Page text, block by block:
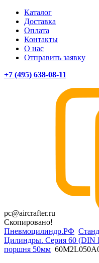
Каталог
Доставка
Оплата
Контакты
О нас
Отправить заявку
+7 (495) 638-08-11
pc@aircrafter.ru
Скопировано!
Пневмоцилиндр.РФ
Цилиндры. Серия 60 (DIN
поршня 50мм